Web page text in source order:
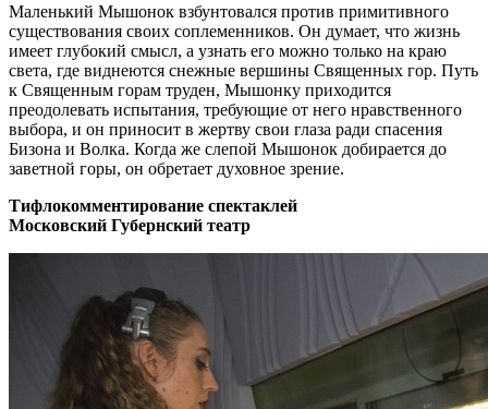
Маленький Мышонок взбунтовался против примитивного
существования своих соплеменников. Он думает, что жизнь
имеет глубокий смысл, а узнать его можно только на краю
света, где виднеются снежные вершины Священных гор. Путь
к Священным горам труден, Мышонку приходится
преодолевать испытания, требующие от него нравственного
выбора, и он приносит в жертву свои глаза ради спасения
Бизона и Волка. Когда же слепой Мышонок добирается до
заветной горы, он обретает духовное зрение.
Тифлокомментирование спектаклей
Московский Губернский театр